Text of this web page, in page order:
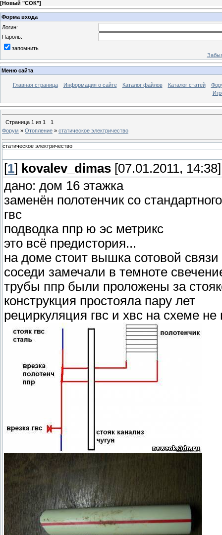
[Новый "СОК"]
Форма входа
Логин:
Пароль:
запомнить
Меню сайта
Главная страница Информация о сайте Каталог файлов Каталог статей
Страница 1 из 1
1
Форум » Отопление » статическое электричество
статическое электричество
[1] kovalev_dimas [07.01.2011, 14:38]
дано: дом 16 этажка
заменён полотенчик со
гвс
подводка ппр ю эс метрикс
это всё предистория...
на доме стоит вышка сотовой связи
соседи замечали в темноте
трубы ппр были проложены за
конструкция простояла пару лет
рециркуляция гвс и хвс на схеме не